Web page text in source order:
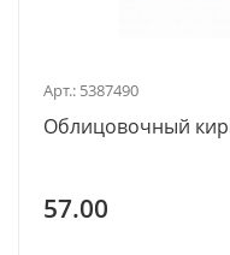
Арт.: 5387490
Облицовочный
57.00